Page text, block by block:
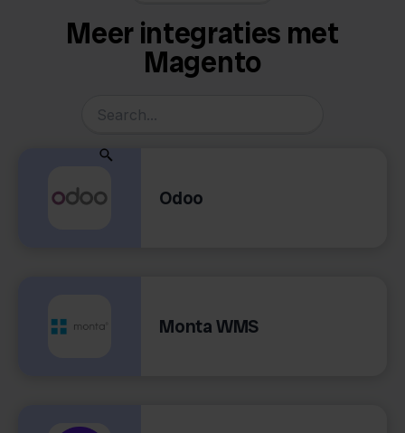
Meer integraties met
Magento
Odoo
Monta WMS